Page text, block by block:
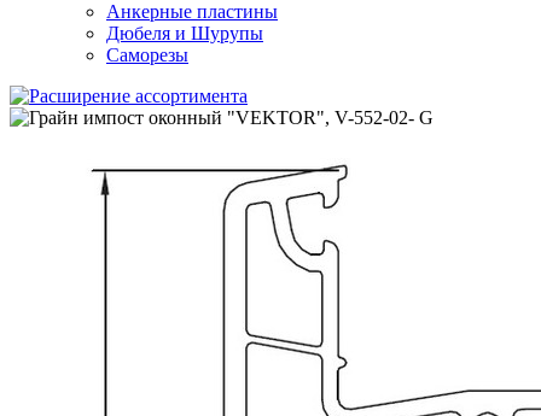
Анкерные пластины
Дюбеля и Шурупы
Саморезы